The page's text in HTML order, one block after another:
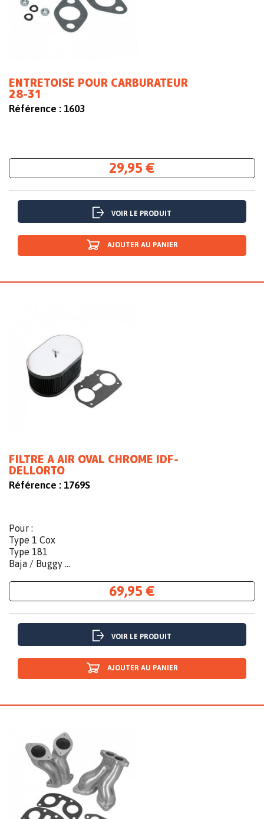
ENTRETOISE POUR CARBURATEUR
28-31
Référence : 1603
29,95 €
VOIR LE PRODUIT
AJOUTER AU PANIER
FILTRE A AIR OVAL CHROME IDF-
DELLORTO
Référence : 1769S
Pour :
Type 1 Cox
Type 181
Baja / Buggy ...
69,95 €
VOIR LE PRODUIT
AJOUTER AU PANIER